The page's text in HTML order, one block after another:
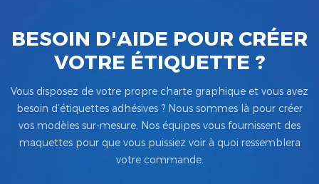
BESOIN D'AIDE POUR CRÉER
VOTRE ÉTIQUETTE ?
Vous disposez de votre propre charte graphique et vous avez
besoin d’étiquettes adhésives ? Nous sommes là pour créer
vos modèles sur-mesure. Nos équipes vous fournissent des
maquettes pour que vous puissiez voir à quoi ressemblera
votre commande.